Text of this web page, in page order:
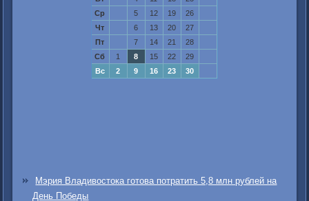
Ср
5 12 19
26
Чт
6 13 20
27
Пт
7 14 21
28
Сб
1 8 15 22
29
Вс
2 9 16 23 30
Мэрия Владивостока готова потратить 5,8 млн рублей на
День Победы